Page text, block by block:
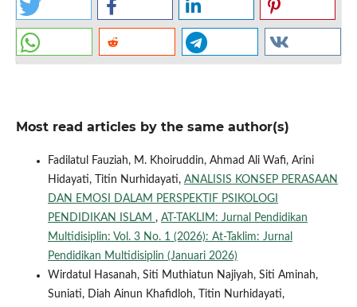
Most read articles by the same author(s)
Fadilatul Fauziah, M. Khoiruddin, Ahmad Ali Wafi, Arini
Hidayati, Titin Nurhidayati, ANALISIS KONSEP PERASAAN
DAN EMOSI DALAM PERSPEKTIF PSIKOLOGI
PENDIDIKAN ISLAM , AT-TAKLIM: Jurnal Pendidikan
Multidisiplin: Vol. 3 No. 1 (2026): At-Taklim: Jurnal
Pendidikan Multidisiplin (Januari 2026)
Wirdatul Hasanah, Siti Muthiatun Najiyah, Siti Aminah,
Suniati, Diah Ainun Khafidloh, Titin Nurhidayati,